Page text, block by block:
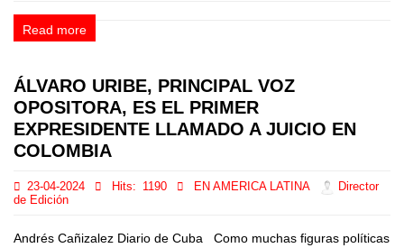
Read more
ÁLVARO URIBE, PRINCIPAL VOZ
OPOSITORA, ES EL PRIMER
EXPRESIDENTE LLAMADO A JUICIO EN
COLOMBIA
23-04-2024 Hits: 1190 EN AMERICA LATINA
Director
de Edición
Andrés Cañizalez Diario de Cuba Como muchas figuras políticas